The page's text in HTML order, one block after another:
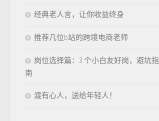
经典老人言，让你收益终身
推荐几位b站的跨境电商老师
岗位选择篇：3 个小白友好岗，避坑指
南
渡有心人，送给年轻人！